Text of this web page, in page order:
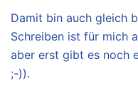
Damit bin auch gleich
Schreiben ist für mich
aber erst gibt es noch
;-)).